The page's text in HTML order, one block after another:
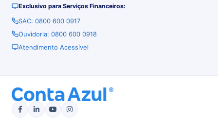
Exclusivo para Serviços Financeiros:
SAC: 0800 600 0917
Ouvidoria: 0800 600 0918
Atendimento Acessível